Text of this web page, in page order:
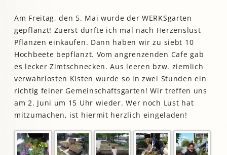
Am Freitag, den 5. Mai wurde der WERKSgarten
gepflanzt! Zuerst durfte ich mal nach Herzenslust
Pflanzen einkaufen. Dann haben wir zu siebt 10
Hochbeete bepflanzt. Vom angrenzenden Cafe gab
es lecker Zimtschnecken. Aus leeren bzw. ziemlich
verwahrlosten Kisten wurde so in zwei Stunden ein
richtig feiner Gemeinschaftsgarten! Wir treffen uns
am 2. Juni um 15 Uhr wieder. Wer noch Lust hat
mitzumachen, ist hiermit herzlich eingeladen!